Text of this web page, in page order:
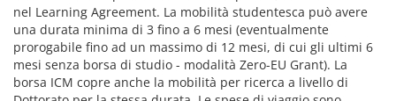
nel Learning Agreement. La mobilità studentesca può avere
una durata minima di 3 fino a 6 mesi (eventualmente
prorogabile fino ad un massimo di 12 mesi, di cui gli ultimi 6
mesi senza borsa di studio - modalità Zero-EU Grant). La
borsa ICM copre anche la mobilità per ricerca a livello di